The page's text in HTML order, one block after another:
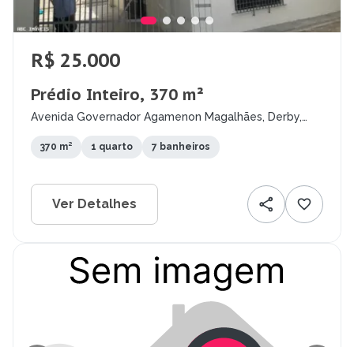
R$ 25.000
Prédio Inteiro, 370 m²
Avenida Governador Agamenon Magalhães, Derby,
370 m² 1 quarto 7 banheiros
Ver Detalhes